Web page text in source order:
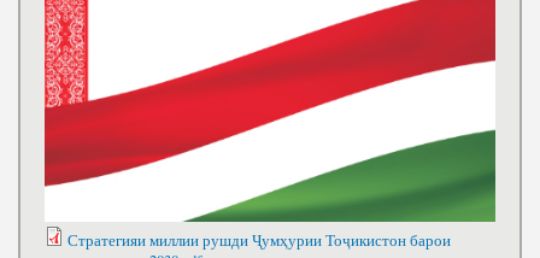
Стратегияи миллии рушди Ҷумҳурии Тоҷикистон барои